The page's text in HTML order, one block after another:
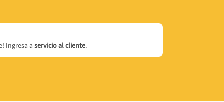
Ingresa a servicio al cliente.